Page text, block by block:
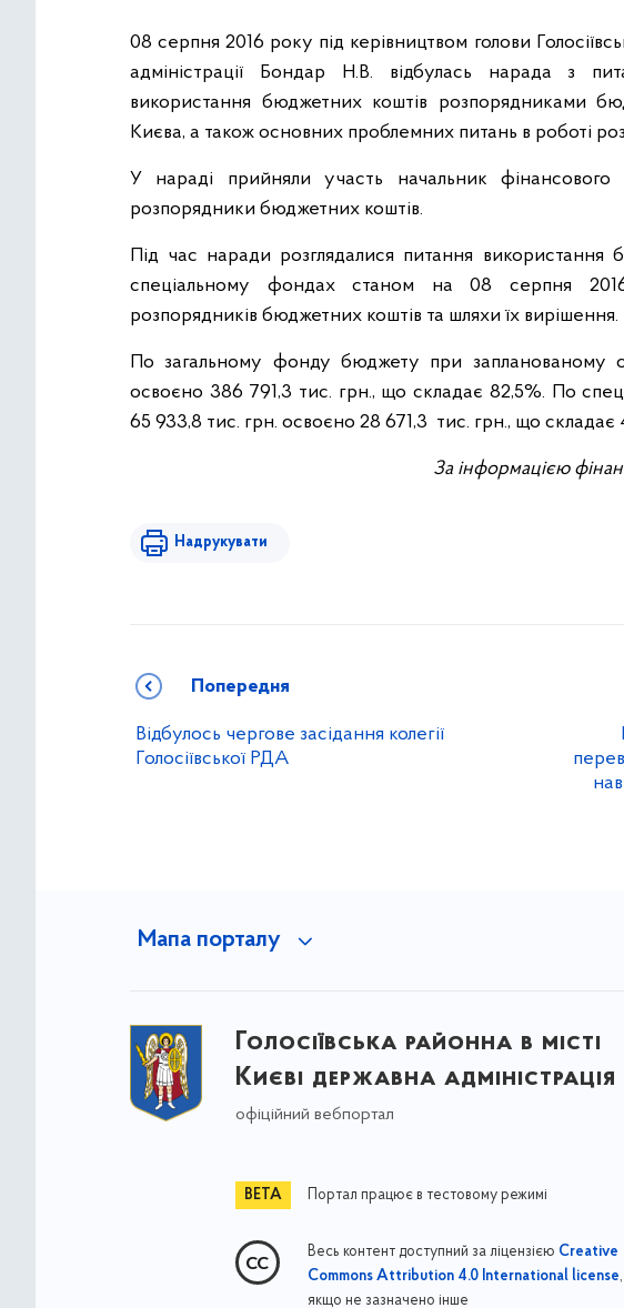
08 серпня 2016 року під керівництвом голови
адміністрації Бондар Н.В. відбулась нарада з
використання бюджетних коштів розпорядниками
Києва, а також основних проблемних питань в роботі
У нараді прийняли участь начальник
розпорядники бюджетних коштів.
Під час наради розглядалися питання використання
спеціальному фондах станом на 08 серпня
розпорядників бюджетних коштів та шляхи їх вирішення.
По загальному фонду бюджету при запланованому
освоєно 386 791,3 тис. грн., що складає 82,5%. По
65 933,8 тис. грн. освоєно 28 671,3 тис. грн., що складає
За інформацією
Надрукувати
Попередня
Відбулось чергове засідання колегії
Голосіївської РДА
Мапа порталу
Голосіївська районна в місті
Києві державна адміністрація
офіційний вебпортал
Портал працює в тестовому режимі
Весь контент доступний за ліцензією Creative
Commons Attribution 4.0 International license,
якщо не зазначено інше